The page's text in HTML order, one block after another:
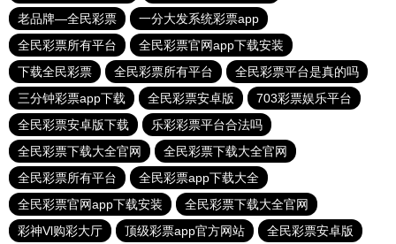
老品牌—全民彩票
一分大发系统彩票app
全民彩票所有平台
全民彩票官网app下载安装
下载全民彩票
全民彩票所有平台
全民彩票平台是真的吗
三分钟彩票app下载
全民彩票安卓版
703彩票娱乐平台
全民彩票安卓版下载
乐彩彩票平台合法吗
全民彩票下载大全官网
全民彩票下载大全官网
全民彩票所有平台
全民彩票app下载大全
全民彩票官网app下载安装
全民彩票下载大全官网
彩神Vl购彩大厅
顶级彩票app官方网站
全民彩票安卓版